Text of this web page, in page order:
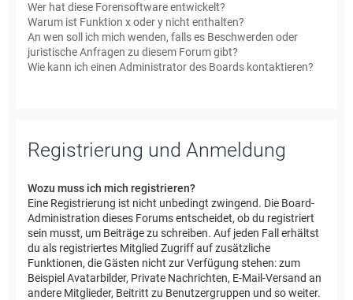
Wer hat diese Forensoftware entwickelt?
Warum ist Funktion x oder y nicht enthalten?
An wen soll ich mich wenden, falls es Beschwerden oder
juristische Anfragen zu diesem Forum gibt?
Wie kann ich einen Administrator des Boards kontaktieren?
Registrierung und Anmeldung
Wozu muss ich mich registrieren?
Eine Registrierung ist nicht unbedingt zwingend. Die Board-
Administration dieses Forums entscheidet, ob du registriert
sein musst, um Beiträge zu schreiben. Auf jeden Fall erhältst
du als registriertes Mitglied Zugriff auf zusätzliche
Funktionen, die Gästen nicht zur Verfügung stehen: zum
Beispiel Avatarbilder, Private Nachrichten, E-Mail-Versand an
andere Mitglieder, Beitritt zu Benutzergruppen und so weiter.